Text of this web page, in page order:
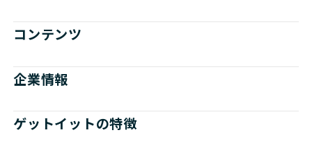
コンテンツ
企業情報
ゲットイットの特徴